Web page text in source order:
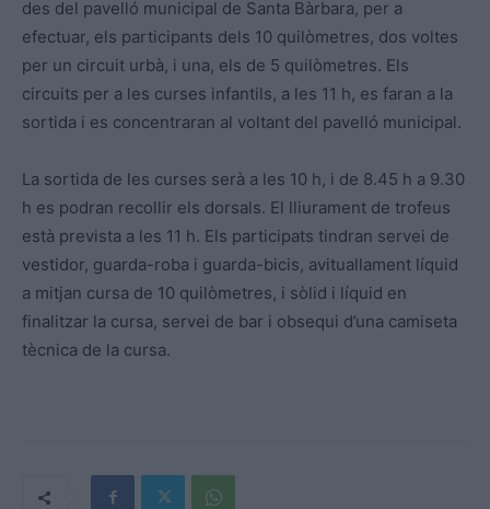
des del pavelló municipal de Santa Bàrbara, per a
efectuar, els participants dels 10 quilòmetres, dos voltes
per un circuit urbà, i una, els de 5 quilòmetres. Els
circuits per a les curses infantils, a les 11 h, es faran a la
sortida i es concentraran al voltant del pavelló municipal.
La sortida de les curses serà a les 10 h, i de 8.45 h a 9.30
h es podran recollir els dorsals. El lliurament de trofeus
està prevista a les 11 h. Els participats tindran servei de
vestidor, guarda-roba i guarda-bicis, avituallament líquid
a mitjan cursa de 10 quilòmetres, i sòlid i líquid en
finalitzar la cursa, servei de bar i obsequi d’una camiseta
tècnica de la cursa.